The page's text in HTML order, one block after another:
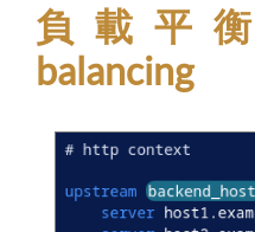
負載平
balancing